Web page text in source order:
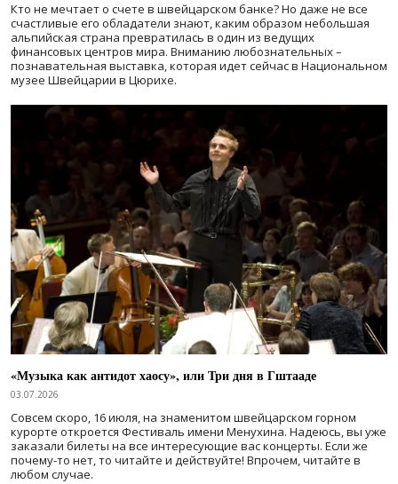
Кто не мечтает о счете в швейцарском банке? Но даже не все
счастливые его обладатели знают, каким образом небольшая
альпийская страна превратилась в один из ведущих
финансовых центров мира. Вниманию любознательных –
познавательная выставка, которая идет сейчас в Национальном
музее Швейцарии в Цюрихе.
«Музыка как антидот хаосу», или Три дня в Гштааде
03.07.2026
Совсем скоро, 16 июля, на знаменитом швейцарском горном
курорте откроется Фестиваль имени Менухина. Надеюсь, вы уже
заказали билеты на все интересующие вас концерты. Если же
почему-то нет, то читайте и действуйте! Впрочем, читайте в
любом случае.